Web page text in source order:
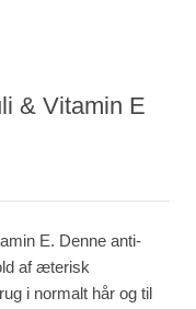
& Vitamin E
E. Denne anti-
af æterisk
i normalt hår og til